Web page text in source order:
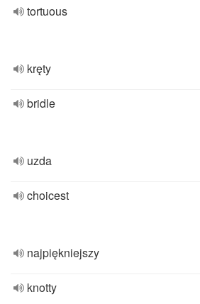
tortuous
kręty
bridle
uzda
choicest
najpiękniejszy
knotty